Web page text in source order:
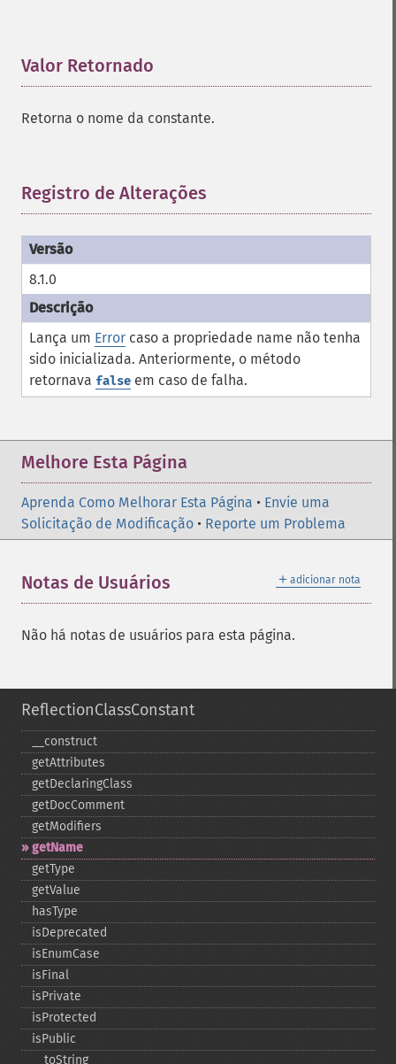
Valor Retornado
Retorna o nome da constante.
Registro de Alterações
8.1.0
Lança um Error caso a propriedade name não tenha
sido inicializada. Anteriormente, o método
retornava false em caso de falha.
Melhore Esta Página
Aprenda Como Melhorar Esta Página • Envie uma
Solicitação de Modificação • Reporte um Problema
＋ adicionar nota
Notas de Usuários
Não há notas de usuários para esta página.
ReflectionClassConstant
_​_​construct
getAttributes
getDeclaringClass
getDocComment
getModifiers
getName
getType
getValue
hasType
isDeprecated
isEnumCase
isFinal
isPrivate
isProtected
isPublic
_​_​toString